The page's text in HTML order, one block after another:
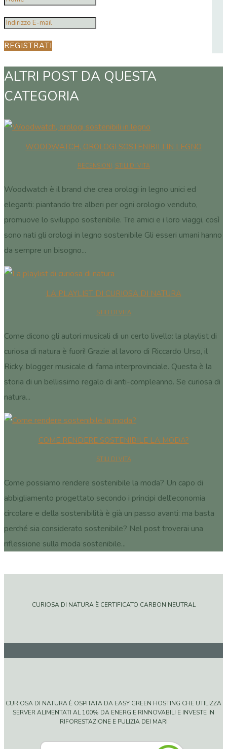
REGISTRATI
ALTRI POST DA QUESTA
CATEGORIA
WOODWATCH, OROLOGI SOSTENIBILI IN LEGNO
RECENSIONI, STILI DI VITA
Woodwatch è il brand che crea orologi in legno unici ed
eleganti: piantando tre alberi per ogni orologio venduto,
promuove lo sviluppo sostenibile. Tre amici e i loro viaggi, così
sono nati gli orologi in legno sostenibile Gli esseri umani hanno
da sempre un bisogno...
LA PLAYLIST DI CURIOSA DI NATURA
STILI DI VITA
Come dicono gli autori musicali di un certo livello: la playlist di
curiosa di natura è fuori! Grazie al lavoro di Riccardo Urso, il
Ricky, blogger musicale di fama interprovinciale. Questa è la
storia di un bellissimo regalo di anti-compleanno. Se curiosa di
natura...
COME RENDERE SOSTENIBILE LA MODA?
STILI DI VITA
Come possiamo rendere sostenibile la moda? Un capo di
abbigliamento progettato secondo i principi dell'economia
circolare e della sostenibilità è già un passo avanti: ma basta
perché sia considerato sostenibile? Nel post troverai una
riflessione sulla moda sostenibile...
CURIOSA DI NATURA È CERTIFICATO CARBON NEUTRAL
CURIOSA DI NATURA È OSPITATA DA EASY GREEN HOSTING CHE UTILIZZA
SERVER ALIMENTATI AL 100% DA ENERGIE RINNOVABILI E INVESTE IN
RIFORESTAZIONE E PULIZIA DEI MARI